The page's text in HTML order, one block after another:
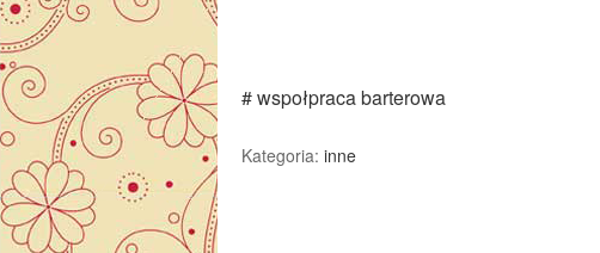
# wspołpraca barterowa
Kategoria: inne